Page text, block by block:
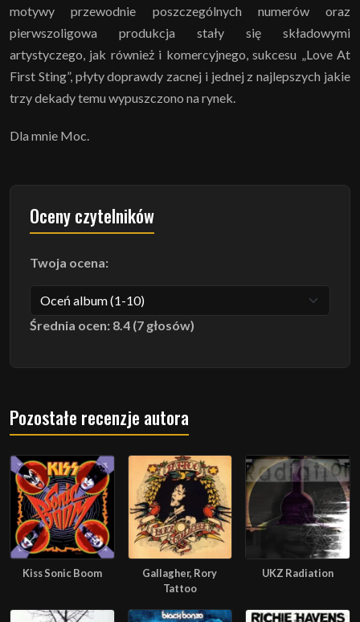
motywy przewodnie poszczególnych numerów oraz
pierwszoligowa produkcja stały się składowymi
artystyczego, jak również i komercyjnego, sukcesu „Love At
First Sting”, płyty doprawdy zacnej i jednej z najlepszych jakie
trzy dekady temu wypuszczono na rynek.
Dla mnie Moc.
Oceny czytelników
Twoja ocena:
Średnia ocen: 8.4 (7 głosów)
Pozostałe recenzje autora
Kiss Sonic Boom
Gallagher, Rory
Tattoo
UKZ Radiation